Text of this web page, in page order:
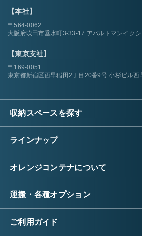
【本社】
〒564-0062
大阪府吹田市垂水町3-33-17 アパルトマンイク
【東京支社】
〒169-0051
東京都新宿区西早稲田2丁目20番9号 小杉ビル西
収納スペースを探す
ラインナップ
オレンジコンテナについて
運搬・各種オプション
ご利用ガイド